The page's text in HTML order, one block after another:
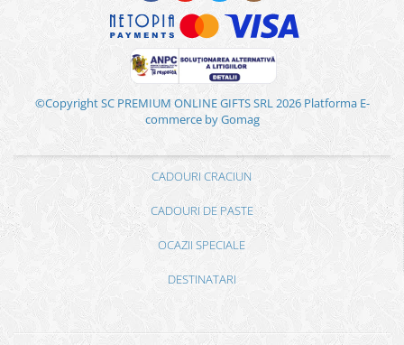
©Copyright SC PREMIUM ONLINE GIFTS SRL 2026 Platforma E-
commerce by Gomag
CADOURI CRACIUN
CADOURI DE PASTE
OCAZII SPECIALE
DESTINATARI